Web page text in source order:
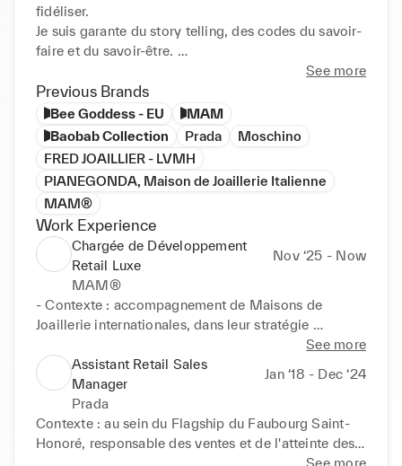
fidéliser.
Je suis garante du story telling, des codes du savoir-
faire et du savoir-être.
A l'aise avec la clientèle, je crée des liens de
proximité afin de satisfaire au mieux mes clientes,
de leur offrir un service personnalisé, et leur
transmettre ma passion pour les nouvelles créations.
See more
Previous Brands
Bee Goddess - EU
MAM
Baobab Collection
Prada
Moschino
FRED JOAILLIER - LVMH
PIANEGONDA, Maison de Joaillerie Italienne
MAM®
Work Experience
Chargée de Développement
Retail Luxe
Nov ‘25 - Now
MAM®
- Contexte : accompagnement de Maisons de
Joaillerie internationales, dans leur stratégie
- Mission : gérer de A à Z tout le process
d’implantation de nouvelles boutiques/corners et
pop up, au sein du Printemps Hausmmann
See more
Assistant Retail Sales
Manager
Jan ‘18 - Dec ‘24
Prada
Contexte : au sein du Flagship du Faubourg Saint-
Honoré, responsable des ventes et de l'atteinte des
See more